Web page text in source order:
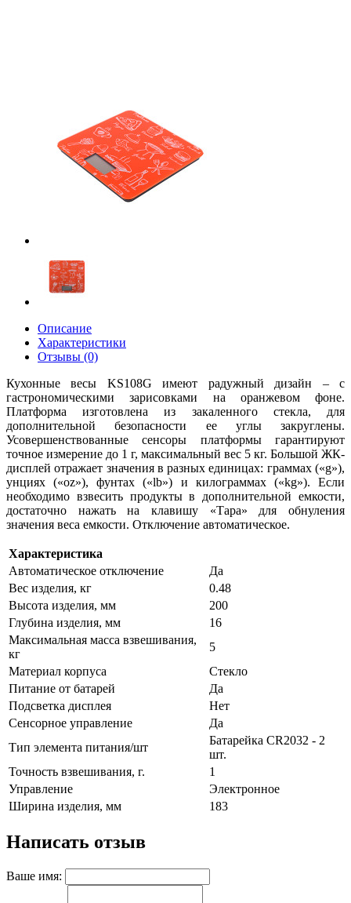
Описание
Характеристики
Отзывы (0)
Кухонные весы KS108G имеют радужный дизайн – с
гастрономическими зарисовками на оранжевом фоне.
Платформа изготовлена из закаленного стекла, для
дополнительной безопасности ее углы закруглены.
Усовершенствованные сенсоры платформы гарантируют
точное измерение до 1 г, максимальный вес 5 кг. Большой ЖК-
дисплей отражает значения в разных единицах: граммах («g»),
унциях («oz»), фунтах («lb») и килограммах («kg»). Если
необходимо взвесить продукты в дополнительной емкости,
достаточно нажать на клавишу «Тара» для обнуления
значения веса емкости. Отключение автоматическое.
Характеристика
Автоматическое отключение
Да
Вес изделия, кг
0.48
Высота изделия, мм
200
Глубина изделия, мм
16
Максимальная масса взвешивания,
кг
5
Материал корпуса
Стекло
Питание от батарей
Да
Подсветка дисплея
Нет
Сенсорное управление
Да
Тип элемента питания/шт
Батарейка CR2032 - 2
шт.
Точность взвешивания, г.
1
Управление
Электронное
Ширина изделия, мм
183
Написать отзыв
Ваше имя: